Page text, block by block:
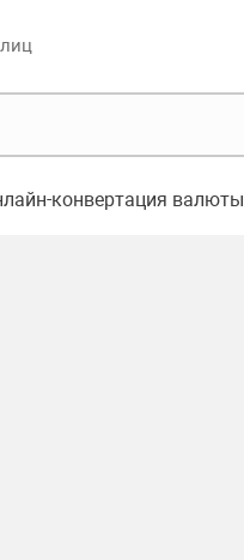
конвертация валюты